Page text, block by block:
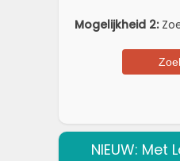
Mogelijkheid 2:
NIEUW: Met